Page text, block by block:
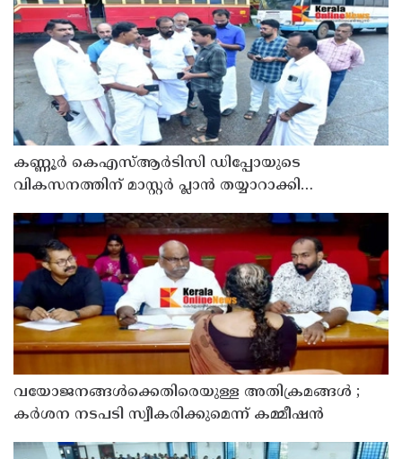
കണ്ണൂർ കെഎസ്ആർടിസി ഡിപ്പോയുടെ
വികസനത്തിന് മാസ്റ്റർ പ്ലാൻ തയ്യാറാക്കി
സമർപ്പിക്കും : ടി ഒ മോഹനൻ എം എൽ എ
വയോജനങ്ങൾക്കെതിരെയുള്ള അതിക്രമങ്ങൾ ;
കർശന നടപടി സ്വീകരിക്കുമെന്ന് കമ്മീഷൻ